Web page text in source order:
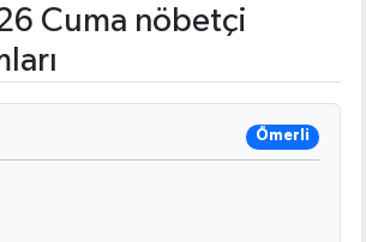
Cuma nöbetçi
Ömerli